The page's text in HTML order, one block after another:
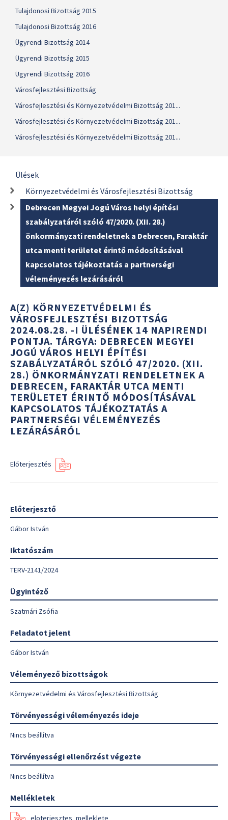
Tulajdonosi Bizottság 2015
Tulajdonosi Bizottság 2016
Ügyrendi Bizottság 2014
Ügyrendi Bizottság 2015
Ügyrendi Bizottság 2016
Városfejlesztési Bizottság
Városfejlesztési és Környezetvédelmi Bizottság 201...
Városfejlesztési és Környezetvédelmi Bizottság 201...
Városfejlesztési és Környezetvédelmi Bizottság 201...
Ülések
Környezetvédelmi és Városfejlesztési Bizottság
Debrecen Megyei Jogú Város helyi építési
szabályzatáról szóló 47/2020. (XII. 28.)
önkormányzati rendeletnek a Debrecen, Faraktár
utca menti területet érintő módosításával
kapcsolatos tájékoztatás a partnerségi
véleményezés lezárásáról
A(Z) KÖRNYEZETVÉDELMI ÉS
VÁROSFEJLESZTÉSI BIZOTTSÁG
2024.08.28. -I ÜLÉSÉNEK 14 NAPIRENDI
PONTJA. TÁRGYA: DEBRECEN MEGYEI
JOGÚ VÁROS HELYI ÉPÍTÉSI
SZABÁLYZATÁRÓL SZÓLÓ 47/2020. (XII.
28.) ÖNKORMÁNYZATI RENDELETNEK A
DEBRECEN, FARAKTÁR UTCA MENTI
TERÜLETET ÉRINTŐ MÓDOSÍTÁSÁVAL
KAPCSOLATOS TÁJÉKOZTATÁS A
PARTNERSÉGI VÉLEMÉNYEZÉS
LEZÁRÁSÁRÓL
Előterjesztés
Előterjesztő
Gábor István
Iktatószám
TERV-2141/2024
Ügyintéző
Szatmári Zsófia
Feladatot jelent
Gábor István
Véleményező bizottságok
Környezetvédelmi és Városfejlesztési Bizottság
Törvényességi véleményezés ideje
Nincs beállítva
Törvényességi ellenőrzést végezte
Nincs beállítva
Mellékletek
eloterjesztes_melleklete